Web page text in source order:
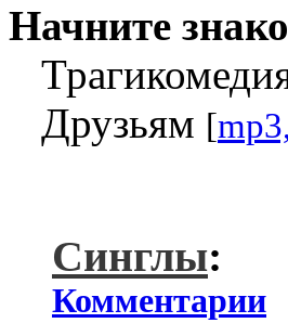
Начните
Друзьям [
Синглы:
Комментарии